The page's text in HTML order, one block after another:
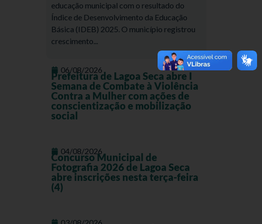
educação municipal com o resultado do
Índice de Desenvolvimento da Educação
Básica (IDEB) 2025. O município registrou
crescimento...
06/08/2026
Prefeitura de Lagoa Seca abre I
Semana de Combate à Violência
Contra a Mulher com ações de
conscientização e mobilização
social
04/08/2026
Concurso Municipal de
Fotografia 2026 de Lagoa Seca
abre inscrições nesta terça-feira
(4)